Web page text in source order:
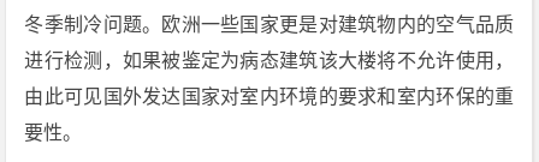
冬季制冷问题。欧洲一些国家更是对建筑物内的空气品质
进行检测，如果被鉴定为病态建筑该大楼将不允许使用，
由此可见国外发达国家对室内环境的要求和室内环保的重
要性。